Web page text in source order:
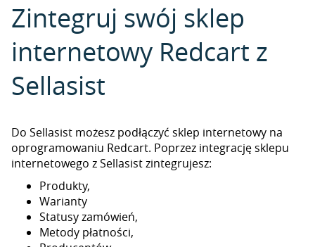
Zintegruj swój sklep
internetowy Redcart z
Sellasist
Do Sellasist możesz podłączyć sklep internetowy na
oprogramowaniu Redcart. Poprzez integrację sklepu
internetowego z Sellasist zintegrujesz:
Produkty,
Warianty
Statusy zamówień,
Metody płatności,